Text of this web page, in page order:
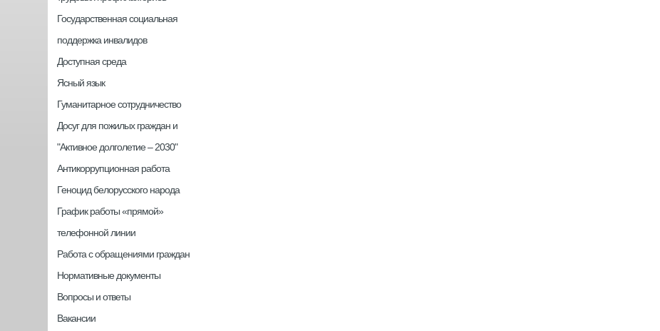
Государственная социальная
поддержка инвалидов
Доступная среда
Ясный язык
Гуманитарное сотрудничество
Досуг для пожилых граждан и
"Активное долголетие – 2030"
Антикоррупционная работа
Геноцид белорусского народа
График работы «прямой»
телефонной линии
Работа с обращениями граждан
Нормативные документы
Вопросы и ответы
Вакансии